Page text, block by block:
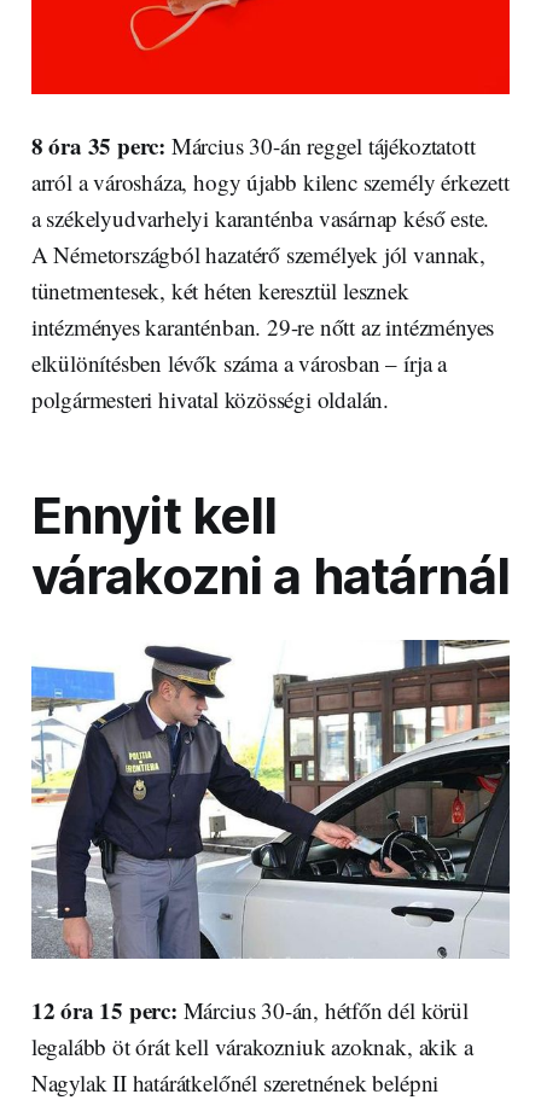
8 óra 35 perc: Március 30-án reggel tájékoztatott
arról a városháza, hogy újabb kilenc személy érkezett
a székelyudvarhelyi karanténba vasárnap késő este.
A Németországból hazatérő személyek jól vannak,
tünetmentesek, két héten keresztül lesznek
intézményes karanténban. 29-re nőtt az intézményes
elkülönítésben lévők száma a városban – írja a
polgármesteri hivatal közösségi oldalán.
Ennyit kell
várakozni a határnál
12 óra 15 perc: Március 30-án, hétfőn dél körül
legalább öt órát kell várakozniuk azoknak, akik a
Nagylak II határátkelőnél szeretnének belépni